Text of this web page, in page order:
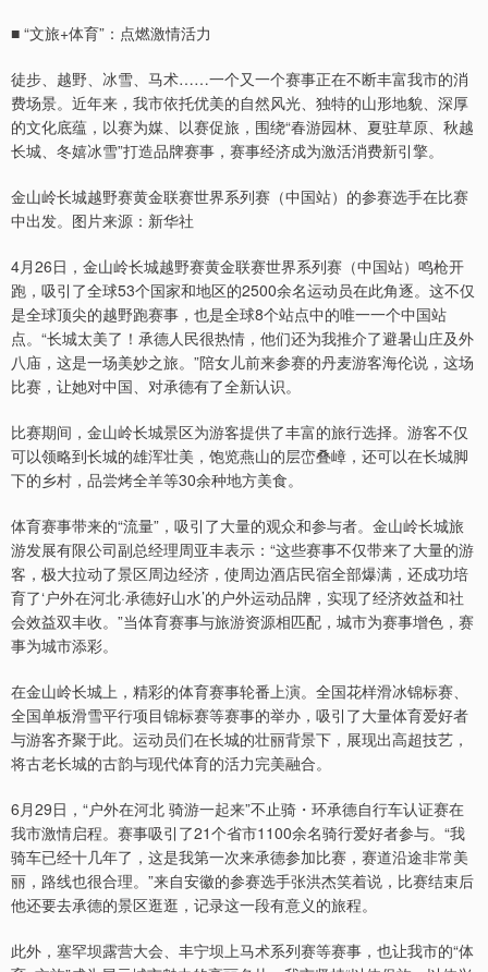
■ “文旅+体育”：点燃激情活力
徒步、越野、冰雪、马术……一个又一个赛事正在不断丰富我市的消
费场景。近年来，我市依托优美的自然风光、独特的山形地貌、深厚
的文化底蕴，以赛为媒、以赛促旅，围绕“春游园林、夏驻草原、秋越
长城、冬嬉冰雪”打造品牌赛事，赛事经济成为激活消费新引擎。
金山岭长城越野赛黄金联赛世界系列赛（中国站）的参赛选手在比赛
中出发。图片来源：新华社
4月26日，金山岭长城越野赛黄金联赛世界系列赛（中国站）鸣枪开
跑，吸引了全球53个国家和地区的2500余名运动员在此角逐。这不仅
是全球顶尖的越野跑赛事，也是全球8个站点中的唯一一个中国站
点。“长城太美了！承德人民很热情，他们还为我推介了避暑山庄及外
八庙，这是一场美妙之旅。”陪女儿前来参赛的丹麦游客海伦说，这场
比赛，让她对中国、对承德有了全新认识。
比赛期间，金山岭长城景区为游客提供了丰富的旅行选择。游客不仅
可以领略到长城的雄浑壮美，饱览燕山的层峦叠嶂，还可以在长城脚
下的乡村，品尝烤全羊等30余种地方美食。
体育赛事带来的“流量”，吸引了大量的观众和参与者。金山岭长城旅
游发展有限公司副总经理周亚丰表示：“这些赛事不仅带来了大量的游
客，极大拉动了景区周边经济，使周边酒店民宿全部爆满，还成功培
育了‘户外在河北·承德好山水’的户外运动品牌，实现了经济效益和社
会效益双丰收。”当体育赛事与旅游资源相匹配，城市为赛事增色，赛
事为城市添彩。
在金山岭长城上，精彩的体育赛事轮番上演。全国花样滑冰锦标赛、
全国单板滑雪平行项目锦标赛等赛事的举办，吸引了大量体育爱好者
与游客齐聚于此。运动员们在长城的壮丽背景下，展现出高超技艺，
将古老长城的古韵与现代体育的活力完美融合。
6月29日，“户外在河北 骑游一起来”不止骑・环承德自行车认证赛在
我市激情启程。赛事吸引了21个省市1100余名骑行爱好者参与。“我
骑车已经十几年了，这是我第一次来承德参加比赛，赛道沿途非常美
丽，路线也很合理。”来自安徽的参赛选手张洪杰笑着说，比赛结束后
他还要去承德的景区逛逛，记录这一段有意义的旅程。
此外，塞罕坝露营大会、丰宁坝上马术系列赛等赛事，也让我市的“体